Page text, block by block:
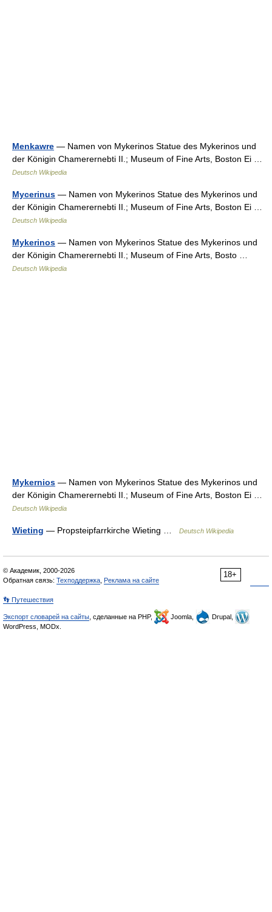
Menkawre — Namen von Mykerinos Statue des Mykerinos und
der Königin Chamerernebti II.; Museum of Fine Arts, Boston Ei …
Deutsch Wikipedia
Mycerinus — Namen von Mykerinos Statue des Mykerinos und
der Königin Chamerernebti II.; Museum of Fine Arts, Boston Ei …
Deutsch Wikipedia
Mykerinos — Namen von Mykerinos Statue des Mykerinos und
der Königin Chamerernebti II.; Museum of Fine Arts, Bosto …
Deutsch Wikipedia
Mykernios — Namen von Mykerinos Statue des Mykerinos und
der Königin Chamerernebti II.; Museum of Fine Arts, Boston Ei …
Deutsch Wikipedia
Wieting — Propsteipfarrkirche Wieting … Deutsch Wikipedia
18+
© Академик, 2000-2026
Обратная связь: Техподдержка Реклама на сайте
👣 Путешествия
Экспорт словарей на сайты , сделанные на PHP, Joomla,
Drupal,
WordPress, MODx.